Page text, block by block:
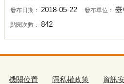
發布日期： 2018-05-22 發布單位： 臺
點閱次數： 842
機關位置 隱私權政策 資訊